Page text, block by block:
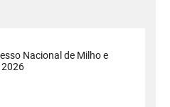
Nacional de Milho e